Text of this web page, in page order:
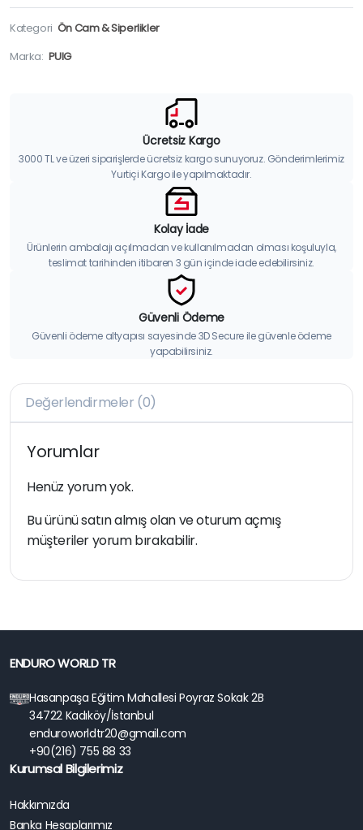
Kategori Ön Cam & Siperlikler
Marka: PUIG
Ücretsiz Kargo
3000 TL ve üzeri siparişlerde ücretsiz kargo sunuyoruz. Gönderimlerimiz
Yurtiçi Kargo ile yapılmaktadır.
Kolay İade
Ürünlerin ambalajı açılmadan ve kullanılmadan olması koşuluyla,
teslimat tarihinden itibaren 3 gün içinde iade edebilirsiniz.
Güvenli Ödeme
Güvenli ödeme altyapısı sayesinde 3D Secure ile güvenle ödeme
yapabilirsiniz.
Değerlendirmeler (0)
Yorumlar
Henüz yorum yok.
Bu ürünü satın almış olan ve oturum açmış
müşteriler yorum bırakabilir.
ENDURO WORLD TR
Hasanpaşa Eğitim Mahallesi Poyraz Sokak 2B
34722 Kadıköy/İstanbul
enduroworldtr20@gmail.com
+90(216) 755 88 33
Kurumsal Bilgilerimiz
Hakkımızda
Banka Hesaplarımız